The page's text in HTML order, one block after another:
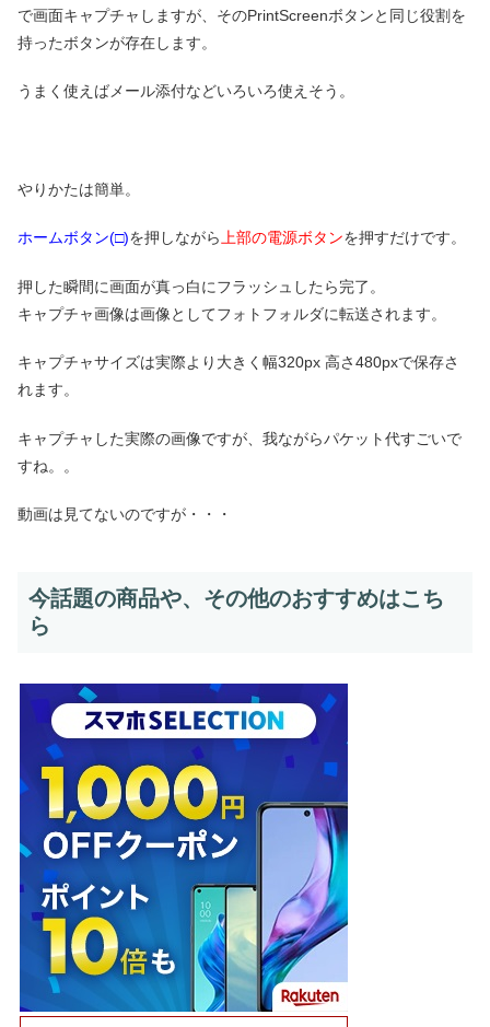
で画面キャプチャしますが、そのPrintScreenボタンと同じ役割を
持ったボタンが存在します。
うまく使えばメール添付などいろいろ使えそう。
やりかたは簡単。
ホームボタン(□)を押しながら 上部の電源ボタンを押すだけです。
押した瞬間に画面が真っ白にフラッシュしたら完了。
キャプチャ画像は画像としてフォトフォルダに転送されます。
キャプチャサイズは実際より大きく幅320px 高さ480pxで保存さ
れます。
キャプチャした実際の画像ですが、我ながらパケット代すごいで
すね。。
動画は見てないのですが・・・
今話題の商品や、その他のおすすめはこち
ら